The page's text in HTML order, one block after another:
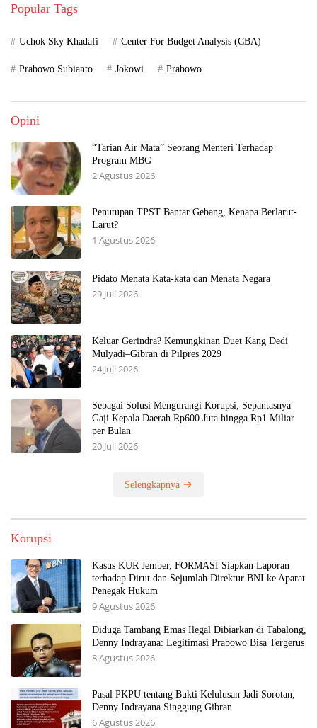
Popular Tags
Uchok Sky Khadafi Center For Budget Analysis (CBA)
Prabowo Subianto Jokowi Prabowo
Opini
“Tarian Air Mata” Seorang Menteri Terhadap
Program MBG
2 Agustus 2026
Penutupan TPST Bantar Gebang, Kenapa Berlarut-
Larut?
1 Agustus 2026
Pidato Menata Kata-kata dan Menata Negara
29 Juli 2026
Keluar Gerindra? Kemungkinan Duet Kang Dedi
Mulyadi–Gibran di Pilpres 2029
24 Juli 2026
Sebagai Solusi Mengurangi Korupsi, Sepantasnya
Gaji Kepala Daerah Rp600 Juta hingga Rp1 Miliar
per Bulan
20 Juli 2026
Selengkapnya
Korupsi
Kasus KUR Jember, FORMASI Siapkan Laporan
terhadap Dirut dan Sejumlah Direktur BNI ke Aparat
Penegak Hukum
9 Agustus 2026
Diduga Tambang Emas Ilegal Dibiarkan di Tabalong,
Denny Indrayana: Legitimasi Prabowo Bisa Tergerus
8 Agustus 2026
Pasal PKPU tentang Bukti Kelulusan Jadi Sorotan,
Denny Indrayana Singgung Gibran
6 Agustus 2026